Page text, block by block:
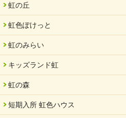
虹の丘
虹色ぽけっと
虹のみらい
キッズランド虹
虹の森
短期入所 虹色ハウス